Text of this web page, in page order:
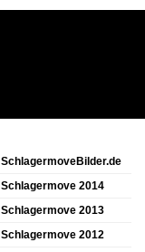
SchlagermoveBilder.de
Schlagermove 2014
Schlagermove 2013
Schlagermove 2012